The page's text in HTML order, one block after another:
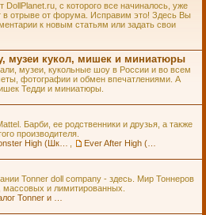
DollPlanet.ru, с которого все начиналось, уже
в отрыве от форума. Исправим это! Здесь Вы
к новым статьям или задать свои
музеи кукол, мишек и миниатюры
музеи, кукольные шоу в России и во всем
фотографии и обмен впечатлениями. А
Тедди и миниатюры.
Барби, ее родственники и друзья, а также
производителя.
Tonner doll company - здесь. Мир Тоннеров
и лимитированных.